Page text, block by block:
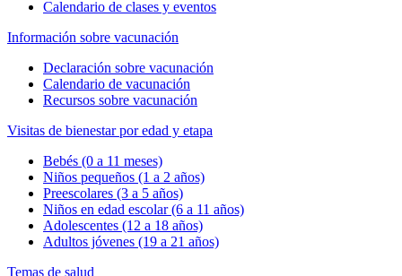
Calendario de clases y eventos
Información sobre vacunación
Declaración sobre vacunación
Calendario de vacunación
Recursos sobre vacunación
Visitas de bienestar por edad y etapa
Bebés (0 a 11 meses)
Niños pequeños (1 a 2 años)
Preescolares (3 a 5 años)
Niños en edad escolar (6 a 11 años)
Adolescentes (12 a 18 años)
Adultos jóvenes (19 a 21 años)
Temas de salud